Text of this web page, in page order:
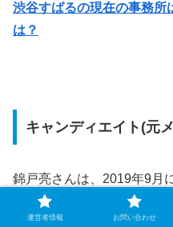
渋谷すばるの現在の事務所
は？
キャンディエイト(元
錦戸亮さんは、2019年9月
す。
運営者情報 お問い合わせ